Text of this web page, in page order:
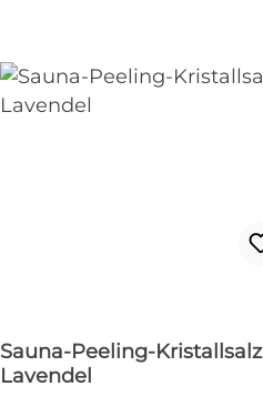
Sauna-Peeling-Kristallsalz
Lavendel